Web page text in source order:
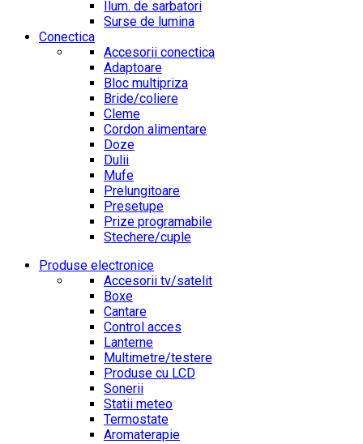
Ilum. de sarbatori
Surse de lumina
Conectica
Accesorii conectica
Adaptoare
Bloc multipriza
Bride/coliere
Cleme
Cordon alimentare
Doze
Dulii
Mufe
Prelungitoare
Presetupe
Prize programabile
Stechere/cuple
Produse electronice
Accesorii tv/satelit
Boxe
Cantare
Control acces
Lanterne
Multimetre/testere
Produse cu LCD
Sonerii
Statii meteo
Termostate
Aromaterapie